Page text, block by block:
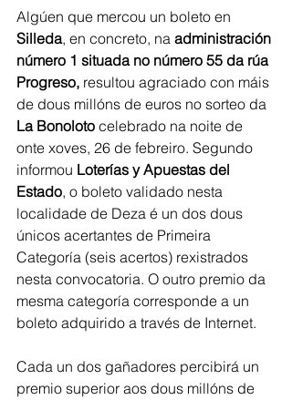
Algúen que mercou un boleto en
Silleda, en concreto, na administración
número 1 situada no número 55 da rúa
Progreso, resultou agraciado con máis
de dous millóns de euros no sorteo da
La Bonoloto celebrado na noite de
onte xoves, 26 de febreiro. Segundo
informou Loterías y Apuestas del
Estado, o boleto validado nesta
localidade de Deza é un dos dous
únicos acertantes de Primeira
Categoría (seis acertos) rexistrados
nesta convocatoria. O outro premio da
mesma categoría corresponde a un
boleto adquirido a través de Internet.
Cada un dos gañadores percibirá un
premio superior aos dous millóns de